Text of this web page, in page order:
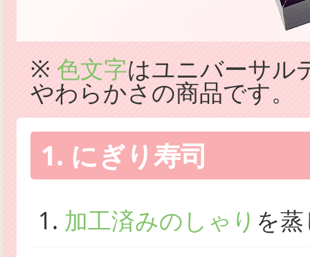
※ 色文字はユニバーサル
やわらかさの商品です。
1. にぎり寿司
1. 加工済みのしゃり を